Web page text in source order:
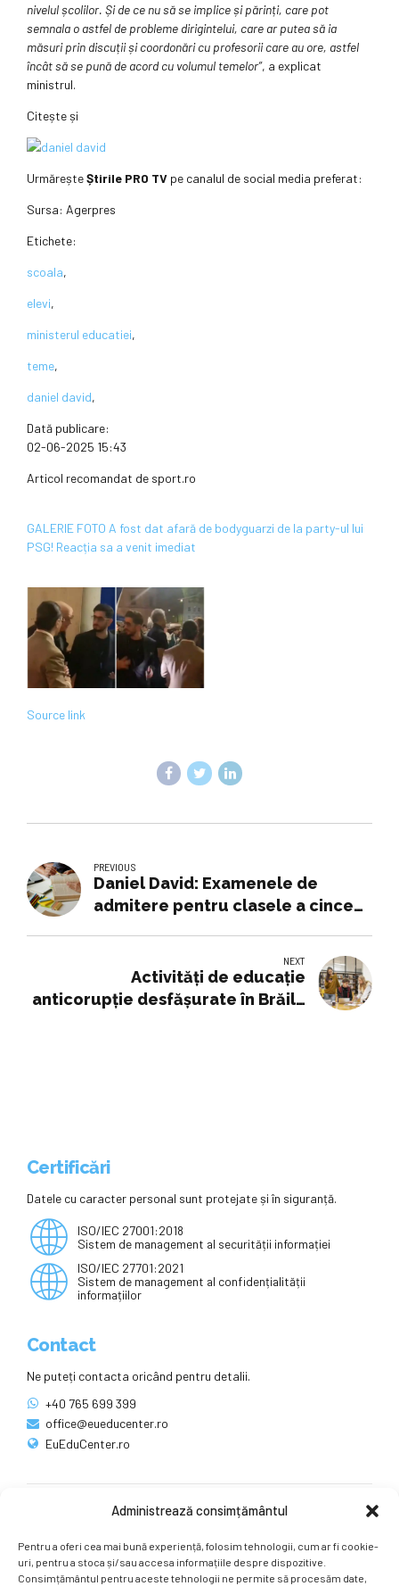
Administrează consimțământul
Pentru a oferi cea mai bună experiență, folosim tehnologii, cum ar fi cookie-
uri, pentru a stoca și/sau accesa informațiile despre dispozitive.
Consimțământul pentru aceste tehnologii ne permite să procesăm date,
nivelul școlilor. Și de ce nu să se implice și părinți, care pot
semnala o astfel de probleme dirigintelui, care ar putea să ia
măsuri prin discuții și coordonări cu profesorii care au ore, astfel
încât să se pună de acord cu volumul temelor”, a explicat
ministrul.
Citește și
UrmăreșteȘtirile PRO TV pe canalul de social media preferat:
Sursa: Agerpres
Etichete:
scoala,
elevi,
ministerul educatiei,
teme,
daniel david,
Dată publicare:
02-06-2025 15:43
Articol recomandat de sport.ro
GALERIE FOTO A fost dat afară de bodyguarzi de la party-ul lui
PSG! Reacția sa a venit imediat
Source link
PREVIOUS
Daniel David: Examenele de
admitere pentru clasele a cincea
NEXT
Activități de educaţie
anticorupţie desfășurate în Brăila
Certificări
Datele cu caracter personal sunt protejate și în siguranță.
ISO/IEC 27001:2018
Sistem de management al securității informației
ISO/IEC 27701:2021
Sistem de management al confidențialității
informațiilor
Contact
Ne puteți contacta oricând pentru detalii.
+40 765 699 399
office@eueducenter.ro
EuEduCenter.ro
Ne puteți găsi și pe rețelele sociale.